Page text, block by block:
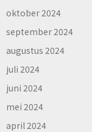
oktober 2024
september 2024
augustus 2024
juli 2024
juni 2024
mei 2024
april 2024